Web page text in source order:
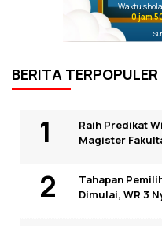
Waktu
0 jam
BERITA TERPOPULER
Raih Predikat
Magister
Tahapan
Dimulai, WR 3